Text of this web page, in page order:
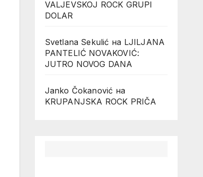
VALJEVSKOJ ROCK GRUPI
DOLAR
Svetlana Sekulić на LJILJANA
PANTELIĆ NOVAKOVIĆ:
JUTRO NOVOG DANA
Janko Čokanović на
KRUPANJSKA ROCK PRIČA